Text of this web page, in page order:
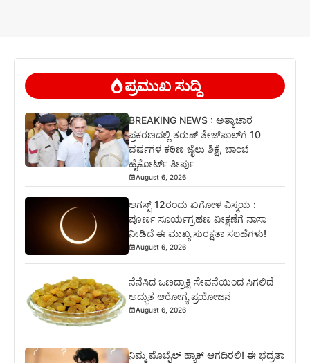
ಪ್ರಮುಖ ಸುದ್ದಿ
BREAKING NEWS : ಅತ್ಯಾಚಾರ
ಪ್ರಕರಣದಲ್ಲಿ ತರುಣ್ ತೇಜ್‌ಪಾಲ್‌ಗೆ 10
ವರ್ಷಗಳ ಕಠಿಣ ಜೈಲು ಶಿಕ್ಷೆ, ಬಾಂಬೆ
ಹೈಕೋರ್ಟ್ ತೀರ್ಪು
August 6, 2026
ಆಗಸ್ಟ್ 12ರಂದು ಖಗೋಳ ವಿಸ್ಮಯ :
ಪೂರ್ಣ ಸೂರ್ಯಗ್ರಹಣ ವೀಕ್ಷಣೆಗೆ ನಾಸಾ
ನೀಡಿದೆ ಈ ಮುಖ್ಯ ಸುರಕ್ಷತಾ ಸಲಹೆಗಳು!
August 6, 2026
ನೆನೆಸಿದ ಒಣದ್ರಾಕ್ಷಿ ಸೇವನೆಯಿಂದ ಸಿಗಲಿದೆ
ಅದ್ಭುತ ಆರೋಗ್ಯ ಪ್ರಯೋಜನ
August 6, 2026
ನಿಮ್ಮ ಮೊಬೈಲ್ ಹ್ಯಾಕ್ ಆಗದಿರಲಿ! ಈ ಭದ್ರತಾ